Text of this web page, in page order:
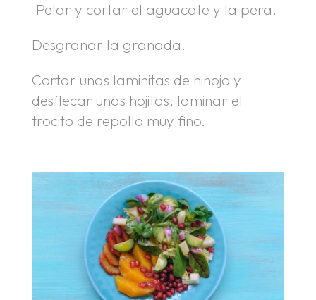
Pelar y cortar el aguacate y la pera.
Desgranar la granada.
Cortar unas laminitas de hinojo y
desflecar unas hojitas, laminar el
trocito de repollo muy fino.